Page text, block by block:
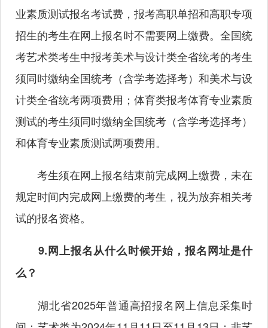
业素质测试报名考试费，报考高职单招和高职专项
招生的考生在网上报名时不需要网上缴费。全国统
考艺术类考生中报考美术与设计类全省统考的考生
须同时缴纳全国统考（含学考选择考）和美术与设
计类全省统考两项费用；体育类报考体育专业素质
测试的考生须同时缴纳全国统考（含学考选择考）
和体育专业素质测试两项费用。
考生须在网上报名结束前完成网上缴费，未在
规定时间内完成网上缴费的考生，视为放弃相关考
试的报名资格。
9.网上报名从什么时候开始，报名网址是什
么？
湖北省2025年普通高招报名网上信息采集时